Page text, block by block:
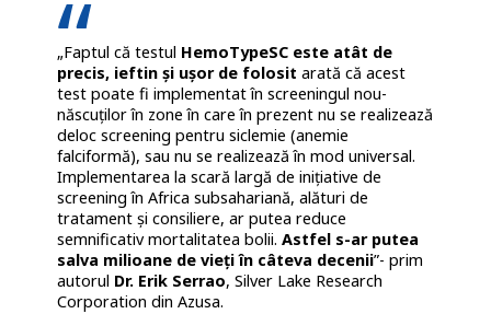
„Faptul că testul HemoTypeSC este atât de
precis, ieftin și ușor de folosit arată că acest
test poate fi implementat în screeningul nou-
născuților în zone în care în prezent nu se realizează
deloc screening pentru siclemie (anemie
falciformă), sau nu se realizează în mod universal.
Implementarea la scară largă de inițiative de
screening în Africa subsahariană, alături de
tratament și consiliere, ar putea reduce
semnificativ mortalitatea bolii. Astfel s-ar putea
salva milioane de vieți în câteva decenii”- prim
autorul Dr. Erik Serrao, Silver Lake Research
Corporation din Azusa.